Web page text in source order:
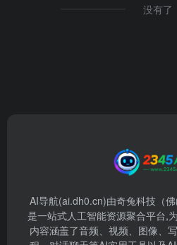
没有了
AI导航(ai.dh0.cn)由奇兔科技（
是一站式人工智能资源聚合平台,
内容涵盖了音频、视频、图像、